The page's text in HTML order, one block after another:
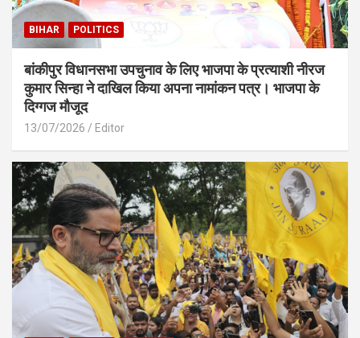
BIHAR POLITICS
बांकीपुर विधानसभा उपचुनाव के लिए भाजपा के प्रत्याशी नीरज
कुमार सिन्हा ने दाखिल किया अपना नामांकन पत्र। भाजपा के
दिग्गज मौजूद
13/07/2026 Editor